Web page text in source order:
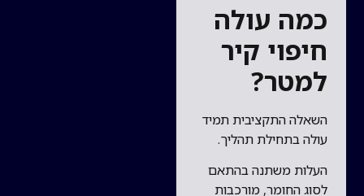
כמה עולה
חיפוי קיר
למטר?
השאלה התקציבית תמיד
עולה בתחילת תהליך.
העלות משתנה בהתאם
לסוג החומר, מורכבות